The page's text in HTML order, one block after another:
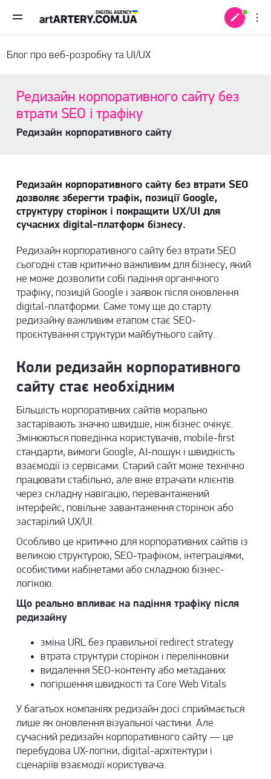
Блог про веб-розробку та UI/UX
Редизайн корпоративного сайту без
втрати SEO і трафіку
Редизайн корпоративного сайту
Редизайн корпоративного сайту без втрати SEO
дозволяє зберегти трафік, позиції Google,
структуру сторінок і покращити UX/UI для
сучасних digital-платформ бізнесу.
Редизайн корпоративного сайту без втрати SEO
сьогодні став критично важливим для бізнесу, який
не може дозволити собі падіння органічного
трафіку, позицій Google і заявок після оновлення
digital-платформи. Саме тому ще до старту
редизайну важливим етапом стає SEO-
проєктуванняструктури майбутнього сайту.
Коли редизайн корпоративного
сайту стає необхідним
Більшість корпоративних сайтів морально
застарівають значно швидше, ніж бізнес очікує.
Змінюються поведінка користувачів, mobile-first
стандарти, вимоги Google, AI-пошук і швидкість
взаємодії із сервісами. Старий сайт може технічно
працювати стабільно, але вже втрачати клієнтів
через складну навігацію, перевантажений
інтерфейс, повільне завантаження сторінок або
застарілий UX/UI.
Особливо це критично для корпоративних сайтів із
великою структурою, SEO-трафіком, інтеграціями,
особистими кабінетами або складною бізнес-
логікою.
Що реально впливає на падіння трафіку після
редизайну
зміна URL без правильної redirect strategy
втрата структури сторінок і перелінковки
видалення SEO-контенту або метаданих
погіршення швидкості та Core Web Vitals
У багатьох компаніях редизайн досі сприймається
лише як оновлення візуальної частини. Але
сучасний редизайн корпоративного сайту — це
перебудова UX-логіки, digital-архітектури і
сценаріїв взаємодії користувача.